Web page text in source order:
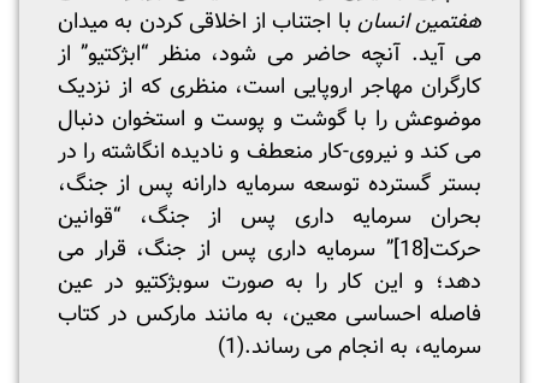
هفتمین انسان با اجتناب از اخلاقی کردن به میدان
می آید. آنچه حاضر می شود، منظر “ابژکتیو” از
کارگران مهاجر اروپایی است، منظری که از نزدیک
موضوعش را با گوشت و پوست و استخوان دنبال
می کند و نیروی-کار منعطف و نادیده انگاشته را در
بستر گسترده توسعه سرمایه دارانه پس از جنگ،
بحران سرمایه داری پس از جنگ، “قوانین
حرکت[18]
” سرمایه داری پس از جنگ، قرار می
دهد؛ و این کار را به صورت سوبژکتیو در عین
فاصله احساسی معین، به مانند مارکس در کتاب
سرمایه، به انجام می رساند.(1)